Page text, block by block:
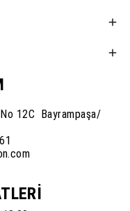
12C Bayrampaşa/